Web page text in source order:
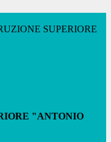
SUPERIORE
"ANTONIO